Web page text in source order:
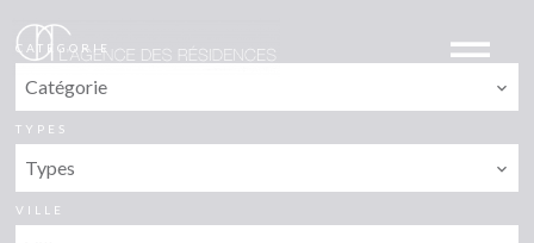
CATÉGORIE
Catégorie
TYPES
Types
VILLE